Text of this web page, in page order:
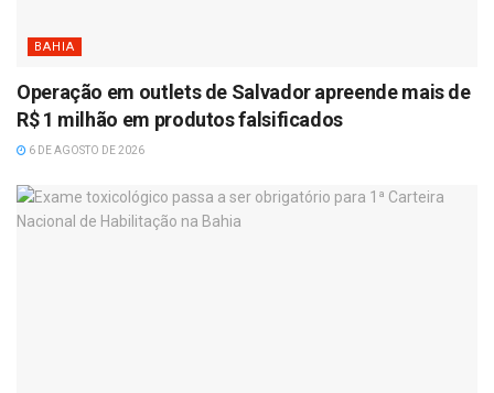
BAHIA
Operação em outlets de Salvador apreende mais de
R$ 1 milhão em produtos falsificados
6 DE AGOSTO DE 2026